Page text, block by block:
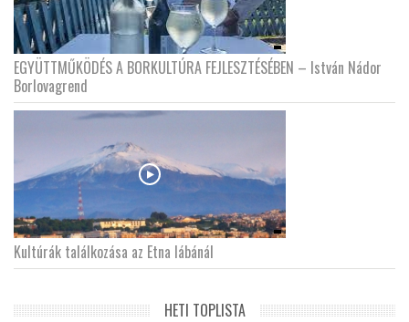
EGYÜTTMŰKÖDÉS A BORKULTÚRA FEJLESZTÉSÉBEN – István Nádor
Borlovagrend
Kultúrák találkozása az Etna lábánál
HETI TOPLISTA